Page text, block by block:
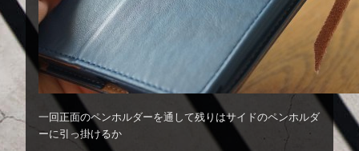
一回正面のペンホルダーを通して残りはサイドのペンホルダ
ーに引っ掛けるか